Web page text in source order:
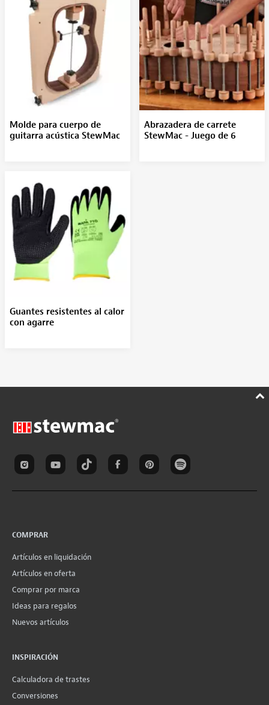
Molde para cuerpo de
guitarra acústica StewMac
Abrazadera de carrete
StewMac - Juego de 6
Guantes resistentes al calor
con agarre
COMPRAR
Artículos en liquidación
Artículos en oferta
Comprar por marca
Ideas para regalos
Nuevos artículos
INSPIRACIÓN
Calculadora de trastes
Conversiones